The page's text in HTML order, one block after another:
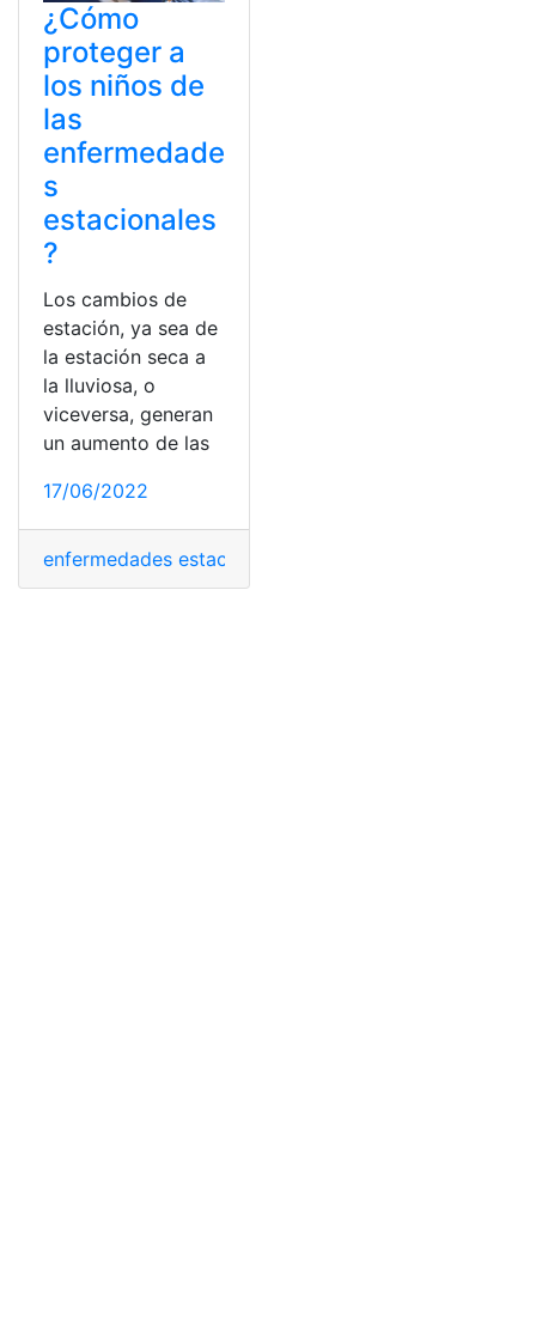
¿Cómo
proteger a
los niños de
las
enfermedade
s
estacionales
?
Los cambios de
estación, ya sea de
la estación seca a
la lluviosa, o
viceversa, generan
un aumento de las
17/06/2022
enfermedades estacionales